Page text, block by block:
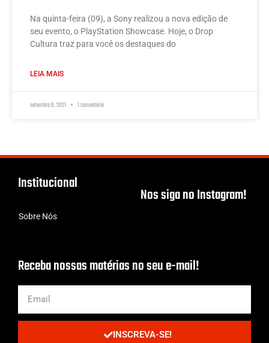
Na quinta-feira (09), a Sony realizou a nova edição de
seu evento, o PlayStation Showcase. Hoje, o Drop
Cultura traz para você os destaques do
LEIA MAIS
setembro 9, 2021 1 comentário
Institucional
Sobre Nós
Nos siga no Instagram!
Receba nossas matérias no seu e-mail!
INSCREVA-SE!